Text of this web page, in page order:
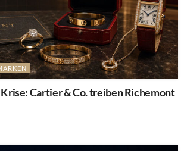
Cartier & Co. treiben Richemont